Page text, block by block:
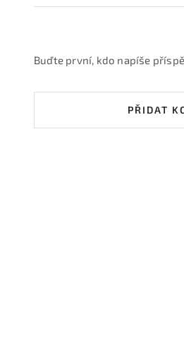
Buďte první, kdo napíše
PŘIDAT